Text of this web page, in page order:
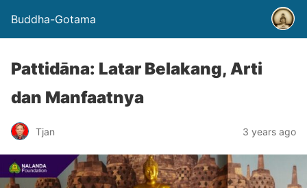
Buddha-Gotama
Pattidāna: Latar Belakang, Arti
dan Manfaatnya
Tjan 3 years ago